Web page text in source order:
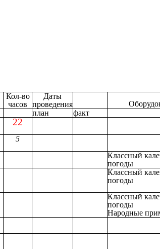
Кол-во
часов
Даты
проведения
план
факт
22
5
Классный
погоды
Классный
погоды
Классный
погоды
Народные